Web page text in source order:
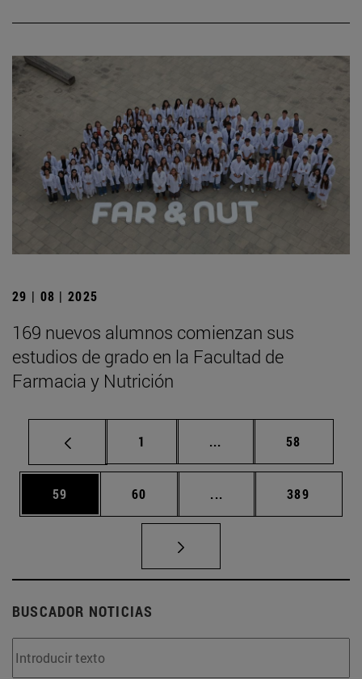
29 | 08 | 2025
169 nuevos alumnos comienzan sus
estudios de grado en la Facultad de
Farmacia y Nutrición
Página
1 ... Páginas intermedias
Página
58
Página
59 Página
60 ... Páginas intermedias
Página
389
BUSCADOR NOTICIAS